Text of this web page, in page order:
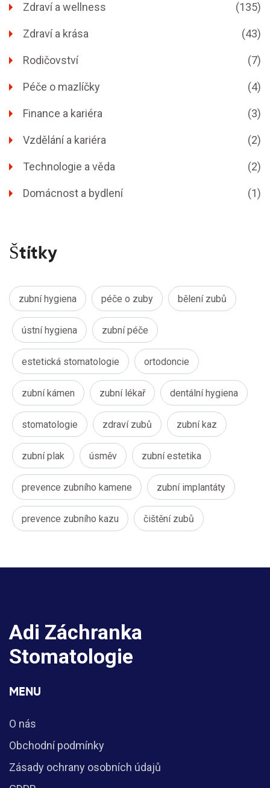
Zdraví a wellness (135)
Zdraví a krása (43)
Rodičovství (7)
Péče o mazlíčky (4)
Finance a kariéra (3)
Vzdělání a kariéra (2)
Technologie a věda (2)
Domácnost a bydlení (1)
Štítky
zubní hygiena péče o zuby bělení zubů
ústní hygiena zubní péče
estetická stomatologie ortodoncie
zubní kámen zubní lékař dentální hygiena
stomatologie zdraví zubů zubní kaz
zubní plak úsměv zubní estetika
prevence zubního kamene zubní implantáty
prevence zubního kazu čištění zubů
Adi Záchranka
Stomatologie
MENU
O nás
Obchodní podmínky
Zásady ochrany osobních údajů